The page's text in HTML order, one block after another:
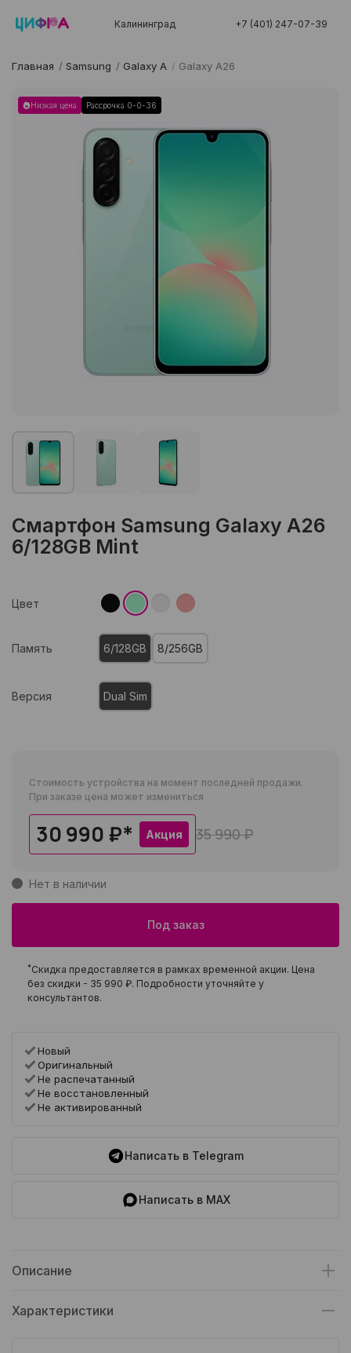
Калининград +7 (401) 247-07-39
Главная / Samsung / Galaxy A / Galaxy A26
Низкая цена Рассрочка 0-0-36
Смартфон Samsung Galaxy A26
6/128GB Mint
Цвет
Память 6/128GB 8/256GB
Версия Dual Sim
Стоимость устройства на момент последней продажи.
При заказе цена может измениться
30 990 ₽* Акция 35 990 ₽
Нет в наличии
Под заказ
*Скидка предоставляется в рамках временной акции. Цена
без скидки - 35 990 ₽. Подробности уточняйте у
консультантов.
Новый
Оригинальный
Не распечатанный
Не восстановленный
Не активированный
Написать в Telegram
Написать в MAX
Описание
Характеристики